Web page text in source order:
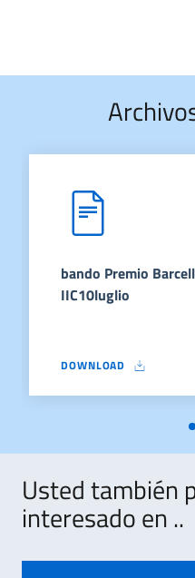
bando Premio
IIC10luglio
DOWNLOAD
BANDO PREMIO
Usted también
interesado en ..